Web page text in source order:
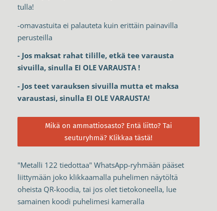
tulla!
-omavastuita ei palauteta kuin erittäin painavilla
perusteilla
- Jos maksat rahat tilille, etkä tee varausta
sivuilla, sinulla EI OLE VARAUSTA !
- Jos teet varauksen sivuilla mutta et maksa
varaustasi, sinulla EI OLE VARAUSTA!
Mikä on ammattiosasto? Entä liitto? Tai
seuturyhmä? Klikkaa tästä!
"Metalli 122 tiedottaa" WhatsApp-ryhmään pääset
liittymään joko klikkaamalla puhelimen näytöltä
oheista QR-koodia, tai jos olet tietokoneella, lue
samainen koodi puhelimesi kameralla